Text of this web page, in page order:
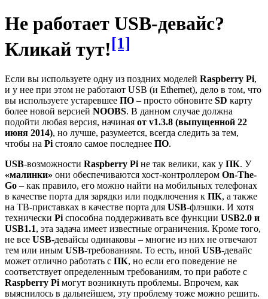
Не работает USB-девайс?
Кликай тут! [1]
Если вы используете одну из поздних моделей Raspberry Pi,
и у нее при этом не работают USB (и Ethernet), дело в том, что
вы используете устаревшее ПО – просто обновите SD карту
более новой версией NOOBS. В данном случае должна
подойти любая версия, начиная от v1.3.8 (выпущенной 22
июня 2014), но лучше, разумеется, всегда следить за тем,
чтобы на Pi стояло самое последнее ПО.
USB-возможности Raspberry Pi не так велики, как у ПК. У
«малинки» они обеспечиваются хост-контроллером On-The-
Go – как правило, его можно найти на мобильных телефонах
в качестве порта для зарядки или подключения к ПК, а также
на ТВ-приставках в качестве порта для USB-флэшки. И хотя
технически Pi способна поддерживать все функции USB2.0 и
USB1.1, эта задача имеет известные ограничения. Кроме того,
не все USB-девайсы одинаковы – многие из них не отвечают
тем или иным USB-требованиям. То есть, иной USB-девайс
может отлично работать с ПК, но если его поведение не
соответствует определенным требованиям, то при работе с
Raspberry Pi могут возникнуть проблемы. Впрочем, как
выяснилось в дальнейшем, эту проблему тоже можно решить.